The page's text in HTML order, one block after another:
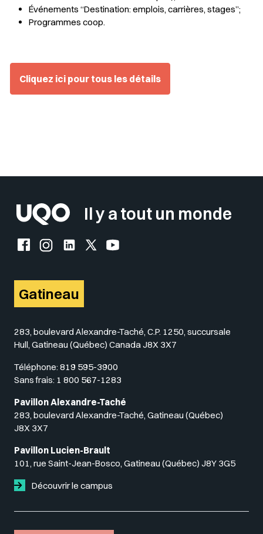
Événements “Destination: emplois, carrières, stages”;
Programmes coop.
Cliquez ici pour tous les détails
Il y a tout un monde
Facebook de l'UQO
Instagram de l'UQO
LinkedIn de l'UQO
X (Twitter) de l'UQO
YouTube de l'UQO
Gatineau
283, boulevard Alexandre-Taché, C.P. 1250, succursale
Hull, Gatineau (Québec) Canada J8X 3X7
Téléphone: 819 595-3900
Sans frais: 1 800 567-1283
Pavillon Alexandre-Taché
283, boulevard Alexandre-Taché, Gatineau (Québec)
J8X 3X7
Pavillon Lucien-Brault
101, rue Saint-Jean-Bosco, Gatineau (Québec) J8Y 3G5
Découvrir le campus